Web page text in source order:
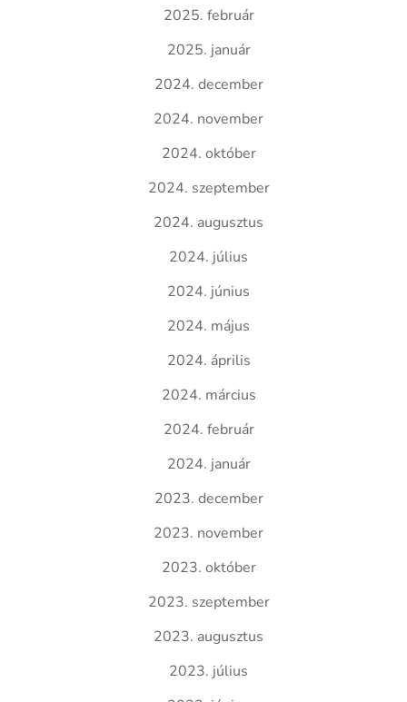
2025. február
2025. január
2024. december
2024. november
2024. október
2024. szeptember
2024. augusztus
2024. július
2024. június
2024. május
2024. április
2024. március
2024. február
2024. január
2023. december
2023. november
2023. október
2023. szeptember
2023. augusztus
2023. július